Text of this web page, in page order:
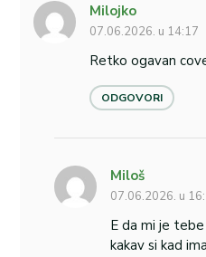
Milojko
07.06.2026. u 14:17
Retko ogavan
ODGOVORI
Miloš
07.06.2026. u
E da mi je
kakav si kad